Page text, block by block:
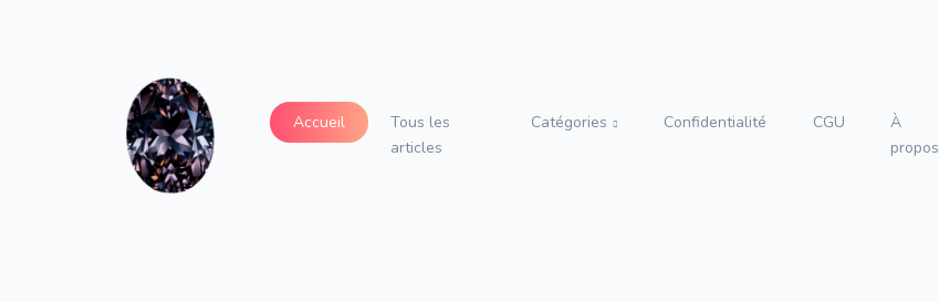
Accueil
Tous les
articles
Catégories Confidentialité CGU
À
propos